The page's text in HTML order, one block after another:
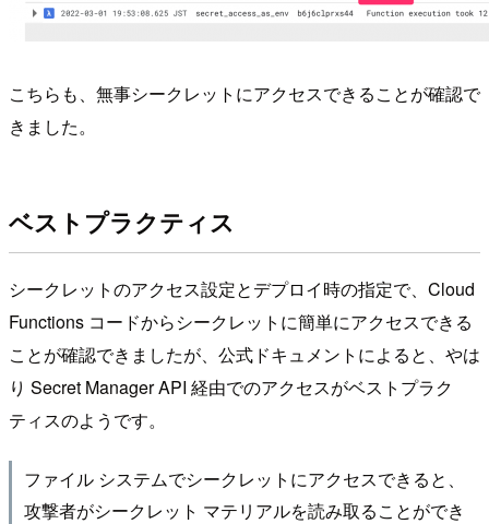
こちらも、無事シークレットにアクセスできることが確認で
きました。
ベストプラクティス
シークレットのアクセス設定とデプロイ時の指定で、Cloud
Functions コードからシークレットに簡単にアクセスできる
ことが確認できましたが、公式ドキュメントによると、やは
り Secret Manager API 経由でのアクセスがベストプラク
ティスのようです。
ファイル システムでシークレットにアクセスできると、
攻撃者がシークレット マテリアルを読み取ることができ